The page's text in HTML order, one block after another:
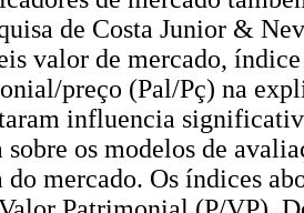
de Costa Junior &
valor de mercado,
preço (Pal/Pç) na
influencia
os modelos de
do mercado. Os índices